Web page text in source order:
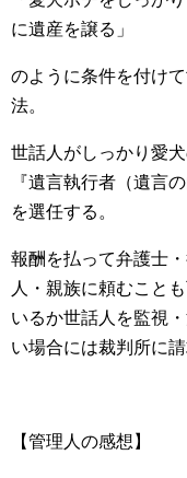
に遺産を譲る」
のように条件を付け
法。
世話人がしっかり愛
『遺言執行者（遺言
を選任する。
報酬を払って弁護士
人・親族に頼むこと
いるか世話人を監視
い場合には裁判所に
【管理人の感想】